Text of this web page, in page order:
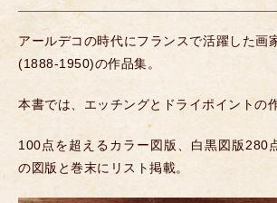
アールデコの時代にフランスで活躍した画
(1888-1950)の作品集。
本書では、エッチングとドライポイントの
100点を超えるカラー図版、白黒図版280
の図版と巻末にリスト掲載。